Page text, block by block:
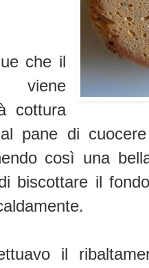
che il
viene
cottura
pane di
così una
biscottare il
il